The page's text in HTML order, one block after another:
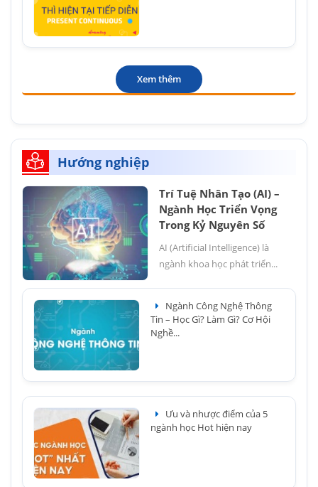
Xem thêm
Hướng nghiệp
Trí Tuệ Nhân Tạo (AI) –
Ngành Học Triển Vọng
Trong Kỷ Nguyên Số
AI (Artificial Intelligence) là
ngành khoa học phát triển...
Ngành Công Nghệ Thông
Tin – Học Gì? Làm Gì? Cơ Hội
Nghề...
Ưu và nhược điểm của 5
ngành học Hot hiện nay